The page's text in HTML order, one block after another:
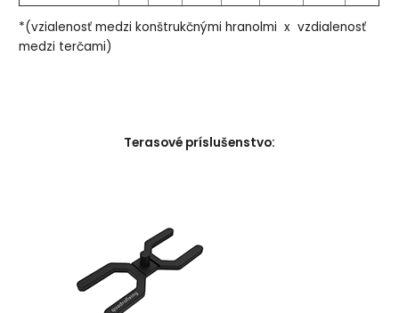
*(vzialenosť medzi konštrukčnými hranolmi x vzdialenosť
medzi terčami)
Terasové príslušenstvo: